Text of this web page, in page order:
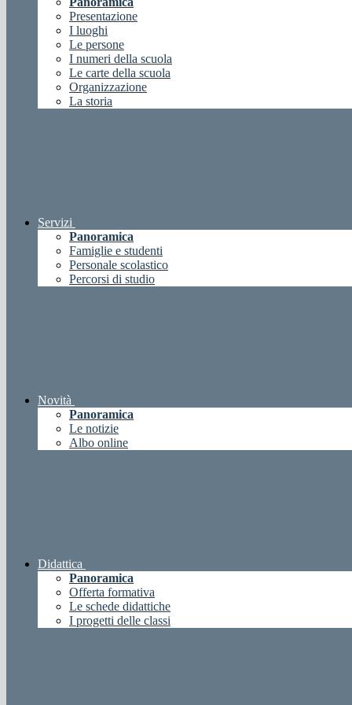
Presentazione
I luoghi
Le persone
I numeri della scuola
Le carte della scuola
Organizzazione
La storia
Servizi
Panoramica
Famiglie e studenti
Personale scolastico
Percorsi di studio
Novità
Panoramica
Le notizie
Albo online
Didattica
Panoramica
Offerta formativa
Le schede didattiche
I progetti delle classi